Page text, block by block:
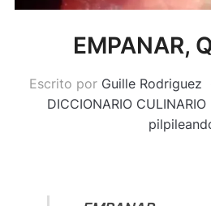
EMPANAR,
Escrito por Guille Rodriguez
DICCIONARIO